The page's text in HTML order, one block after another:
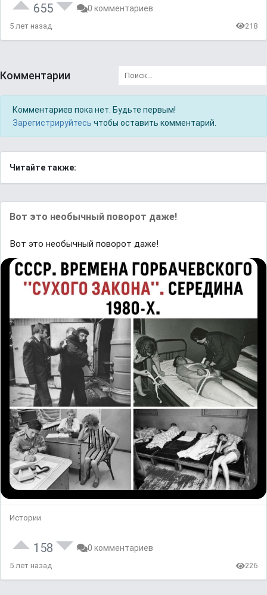
655 0 комментариев
5 лет назад 218
Комментарии
Комментариев пока нет. Будьте первым!
Зарегистрируйтесь чтобы оставить комментарий.
Читайте также:
Вот это необычный поворот даже!
Вот это необычный поворот даже!
Истории
158 0 комментариев
5 лет назад 226